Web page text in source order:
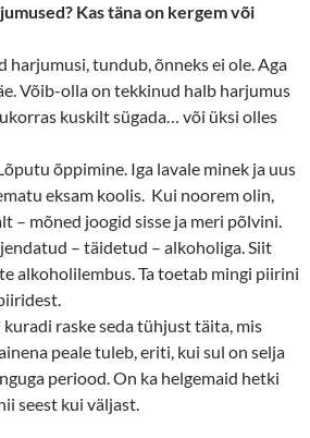
Kas täna on kergem või
tundub, õnneks ei ole. Aga
Võib-olla on tekkinud halb harjumus
kuskilt sügada… või üksi olles
õppimine. Iga lavale minek ja uus
eksam koolis. Kui noorem olin,
– mõned joogid sisse ja meri põlvini.
– täidetud – alkoholiga. Siit
alkoholilembus. Ta toetab mingi piirini
raske seda tühjust täita, mis
peale tuleb, eriti, kui sul on selja
periood. On ka helgemaid hetki
seest kui väljast.